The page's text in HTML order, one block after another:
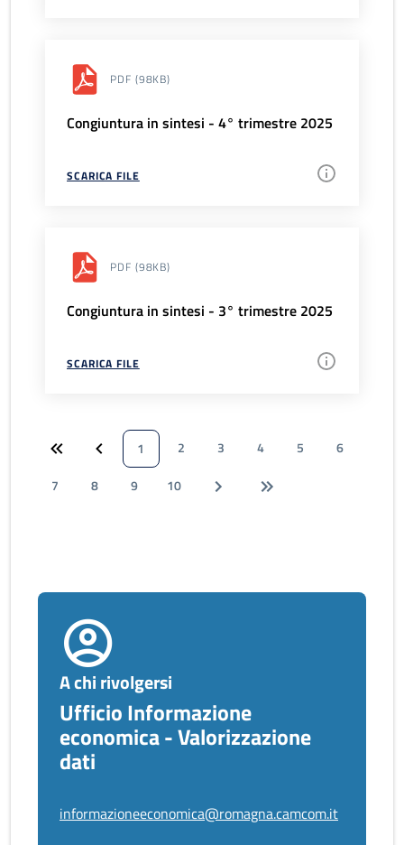
PDF (98KB)
Congiuntura in sintesi - 4° trimestre 2025
SCARICA FILE
PDF (98KB)
Congiuntura in sintesi - 3° trimestre 2025
SCARICA FILE
1 2 3 4 5
6
7
8 9 10
A chi rivolgersi
Ufficio Informazione
economica - Valorizzazione
dati
informazioneeconomica@romagna.camcom.it